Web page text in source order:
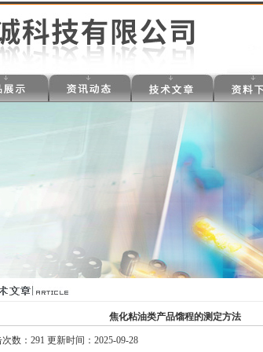
焦化粘油类产品馏程的测定方法
数：291 更新时间：2025-09-28